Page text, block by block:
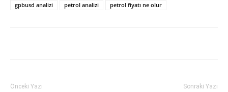
gpbusd analizi
petrol analizi petrol fiyatı ne olur
Önceki Yazı Sonraki Yazı